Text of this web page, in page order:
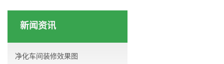
新闻资讯
净化车间装修效果图